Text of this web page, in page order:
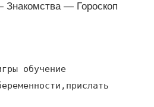
— Гороскоп
обучение